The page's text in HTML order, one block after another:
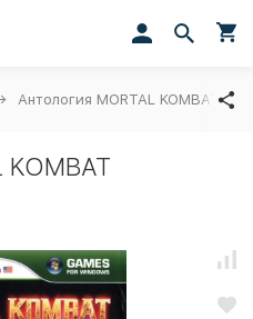
Антология MORTAL KOMBAT
KOMBAT